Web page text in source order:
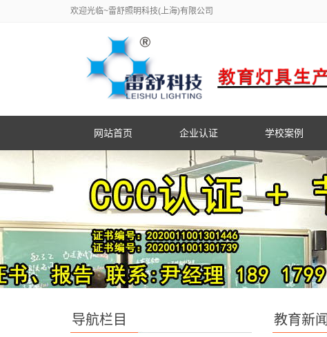
欢迎光临~雷舒照明科技(上海)有限公司
网站首页 企业认证 学校案例
教育新闻
导航栏目